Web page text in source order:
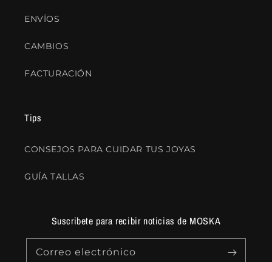
ENVÍOS
CAMBIOS
FACTURACIÓN
Tips
CONSEJOS PARA CUIDAR TUS JOYAS
GUÍA TALLAS
Suscribete para recibir noticias de MOSKA
Correo electrónico